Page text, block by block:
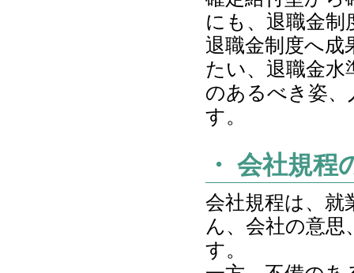
にも、退職金
退職金制度へ成
たい、退職金
のあるべき姿
す。
・ 会社規程
会社規程は、就
ん、会社の意
す。